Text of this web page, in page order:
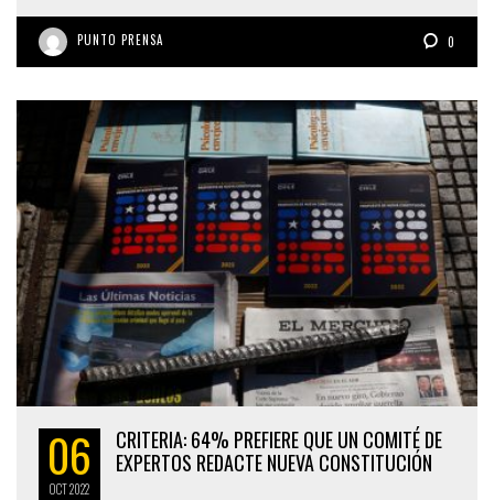
PUNTO PRENSA 0
06
OCT2022
CRITERIA: 64% PREFIERE QUE UN COMITÉ DE
EXPERTOS REDACTE NUEVA CONSTITUCIÓN